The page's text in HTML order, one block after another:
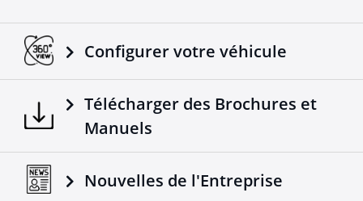
Configurer votre véhicule
Télécharger des Brochures et
Manuels
Nouvelles de l'Entreprise